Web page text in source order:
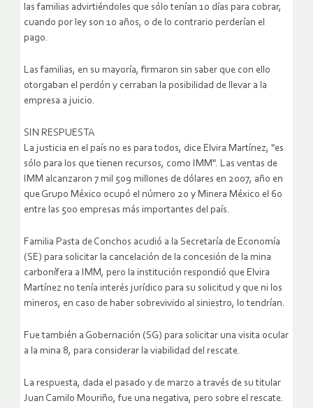
las familias advirtiéndoles que sólo tenían 10 días para cobrar,
cuando por ley son 10 años, o de lo contrario perderían el
pago.
Las familias, en su mayoría, firmaron sin saber que con ello
otorgaban el perdón y cerraban la posibilidad de llevar a la
empresa a juicio.
SIN RESPUESTA
La justicia en el país no es para todos, dice Elvira Martínez, "es
sólo para los que tienen recursos, como IMM". Las ventas de
IMM alcanzaron 7 mil 509 millones de dólares en 2007, año en
que Grupo México ocupó el número 20 y Minera México el 60
entre las 500 empresas más importantes del país.
Familia Pasta de Conchos acudió a la Secretaría de Economía
(SE) para solicitar la cancelación de la concesión de la mina
carbonífera a IMM, pero la institución respondió que Elvira
Martínez no tenía interés jurídico para su solicitud y que ni los
mineros, en caso de haber sobrevivido al siniestro, lo tendrían.
Fue también a Gobernación (SG) para solicitar una visita ocular
a la mina 8, para considerar la viabilidad del rescate.
La respuesta, dada el pasado y de marzo a través de su titular
Juan Camilo Mouriño, fue una negativa, pero sobre el rescate.